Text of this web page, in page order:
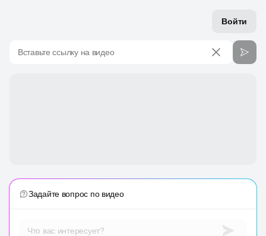
Войти
Вставьте ссылку на видео
Задайте вопрос по видео
Что вас интересует?